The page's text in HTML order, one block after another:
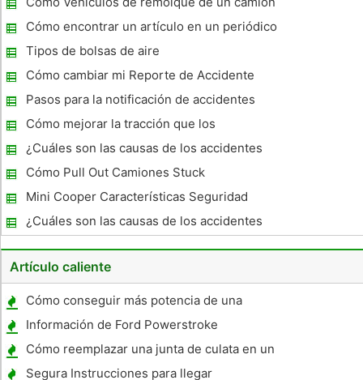
de remolque plano
Cómo encontrar un artículo en un periódico
en un accidente en White Salmon ,
Washington
Tipos de bolsas de aire
Cómo cambiar mi Reporte de Accidente
Pasos para la notificación de accidentes
Cómo mejorar la tracción que los
neumáticos para mojado
¿Cuáles son las causas de los accidentes
de automóvil traseras End?
Cómo Pull Out Camiones Stuck
Mini Cooper Características Seguridad
¿Cuáles son las causas de los accidentes
de tráfico?
Artículo caliente
Cómo conseguir más potencia de una
Harley Road King
Información de Ford Powerstroke
Cómo reemplazar una junta de culata en un
GL 1100 Gold Wing
Segura Instrucciones para llegar